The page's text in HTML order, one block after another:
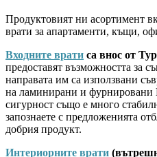
Продуктовият ни асортимент
врати за апартаменти, къщи,
Входните врати са внос от
предоставят възможността за
направата им са използвани
на ламинирани и фурнировани
сигурност също е много
запознаете с предложенията
добрия продукт.
Интериорните врати